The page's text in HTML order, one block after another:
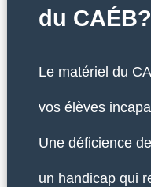
du CAÉB?
Le matériel du
vos élèves
Une déficience
un handicap qui